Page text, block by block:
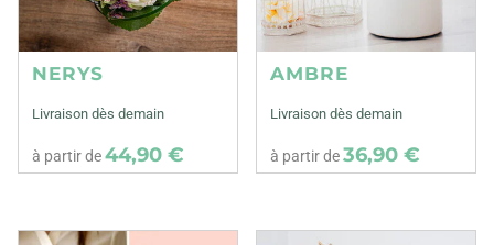
NERYS
Livraison dès demain
à partir de44,90 €
AMBRE
Livraison dès demain
à partir de36,90 €